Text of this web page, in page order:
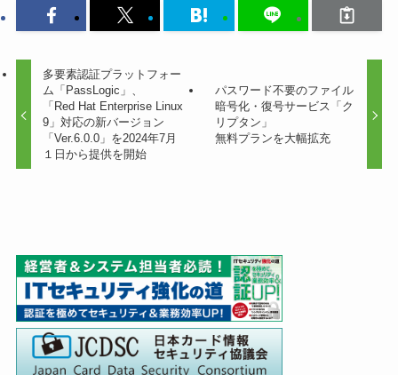
多要素認証プラットフォー
ム「PassLogic」、
「Red Hat Enterprise Linux
9」対応の新バージョン
「Ver.6.0.0」を2024年7月
１日から提供を開始
パスワード不要のファイル
暗号化・復号サービス「ク
リプタン」
無料プランを大幅拡充